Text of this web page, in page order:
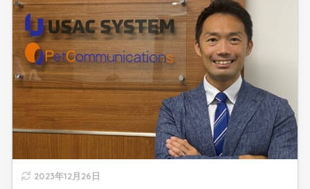
2023年12月26日